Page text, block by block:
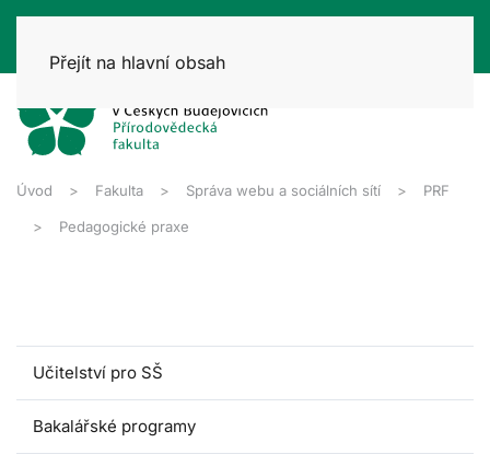
Přejít na hlavní obsah
Úvod Fakulta Správa webu a sociálních sítí PRF
Pedagogické praxe
Učitelství pro SŠ
Bakalářské programy